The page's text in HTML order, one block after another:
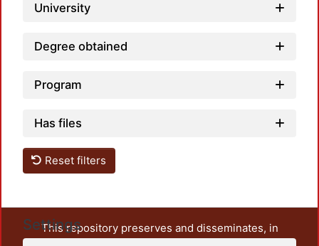
University
Degree obtained
Program
Has files
Reset filters
Settings
This repository preserves and disseminates, in